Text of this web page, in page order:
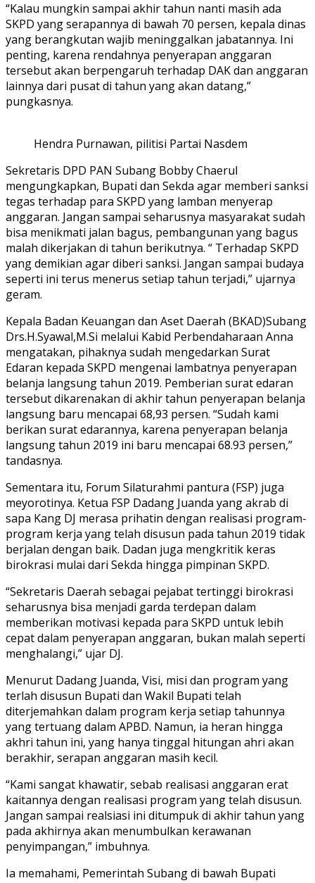
“Kalau mungkin sampai akhir tahun nanti masih ada
SKPD yang serapannya di bawah 70 persen, kepala dinas
yang berangkutan wajib meninggalkan jabatannya. Ini
penting, karena rendahnya penyerapan anggaran
tersebut akan berpengaruh terhadap DAK dan anggaran
lainnya dari pusat di tahun yang akan datang,”
pungkasnya.
Hendra Purnawan, pilitisi Partai Nasdem
Sekretaris DPD PAN Subang Bobby Chaerul
mengungkapkan, Bupati dan Sekda agar memberi sanksi
tegas terhadap para SKPD yang lamban menyerap
anggaran. Jangan sampai seharusnya masyarakat sudah
bisa menikmati jalan bagus, pembangunan yang bagus
malah dikerjakan di tahun berikutnya. “ Terhadap SKPD
yang demikian agar diberi sanksi. Jangan sampai budaya
seperti ini terus menerus setiap tahun terjadi,” ujarnya
geram.
Kepala Badan Keuangan dan Aset Daerah (BKAD)Subang
Drs.H.Syawal,M.Si melalui Kabid Perbendaharaan Anna
mengatakan, pihaknya sudah mengedarkan Surat
Edaran kepada SKPD mengenai lambatnya penyerapan
belanja langsung tahun 2019. Pemberian surat edaran
tersebut dikarenakan di akhir tahun penyerapan belanja
langsung baru mencapai 68,93 persen. “Sudah kami
berikan surat edarannya, karena penyerapan belanja
langsung tahun 2019 ini baru mencapai 68.93 persen,”
tandasnya.
Sementara itu, Forum Silaturahmi pantura (FSP) juga
meyorotinya. Ketua FSP Dadang Juanda yang akrab di
sapa Kang DJ merasa prihatin dengan realisasi program-
program kerja yang telah disusun pada tahun 2019 tidak
berjalan dengan baik. Dadan juga mengkritik keras
birokrasi mulai dari Sekda hingga pimpinan SKPD.
“Sekretaris Daerah sebagai pejabat tertinggi birokrasi
seharusnya bisa menjadi garda terdepan dalam
memberikan motivasi kepada para SKPD untuk lebih
cepat dalam penyerapan anggaran, bukan malah seperti
menghalangi,” ujar DJ.
Menurut Dadang Juanda, Visi, misi dan program yang
terlah disusun Bupati dan Wakil Bupati telah
diterjemahkan dalam program kerja setiap tahunnya
yang tertuang dalam APBD. Namun, ia heran hingga
akhri tahun ini, yang hanya tinggal hitungan ahri akan
berakhir, serapan anggaran masih kecil.
“Kami sangat khawatir, sebab realisasi anggaran erat
kaitannya dengan realisasi program yang telah disusun.
Jangan sampai realsiasi ini ditumpuk di akhir tahun yang
pada akhirnya akan menumbulkan kerawanan
penyimpangan,” imbuhnya.
Ia memahami, Pemerintah Subang di bawah Bupati